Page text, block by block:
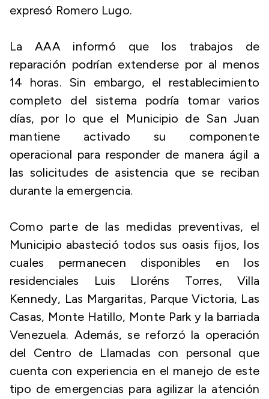
expresó Romero Lugo.
La AAA informó que los trabajos de
reparación podrían extenderse por al menos
14 horas. Sin embargo, el restablecimiento
completo del sistema podría tomar varios
días, por lo que el Municipio de San Juan
mantiene activado su componente
operacional para responder de manera ágil a
las solicitudes de asistencia que se reciban
durante la emergencia.
Como parte de las medidas preventivas, el
Municipio abasteció todos sus oasis fijos, los
cuales permanecen disponibles en los
residenciales Luis Lloréns Torres, Villa
Kennedy, Las Margaritas, Parque Victoria, Las
Casas, Monte Hatillo, Monte Park y la barriada
Venezuela. Además, se reforzó la operación
del Centro de Llamadas con personal que
cuenta con experiencia en el manejo de este
tipo de emergencias para agilizar la atención